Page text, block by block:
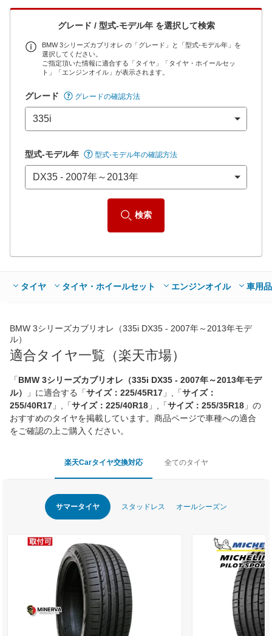
全国平均の車検価格 *
73,850円
楽天Car車検で
店舗を検索
*当該価格は車種別の価格となります。
グレード / 型式-モデル年 を選択して検索
BMW 3シリーズカブリオレ の「グレード」と「型式-モデル年」を
選択してください。
ご指定頂いた情報に適合する「タイヤ」「タイヤ・ホイールセッ
ト」「エンジンオイル」が表示されます。
グレード グレードの確認方法
型式-モデル年 型式-モデル年の確認方法
検索
タイヤ タイヤ・ホイールセット エンジンオイル 車用品
BMW 3シリーズカブリオレ（335i DX35 - 2007年～2013年モデ
ル）
適合タイヤ一覧（楽天市場）
「BMW 3シリーズカブリオレ（335i DX35 - 2007年～2013年モデ
ル）
」に適合する「サイズ：225/45R17 」,「サイズ：
255/40R17 」,「サイズ：225/40R18 」,「サイズ：255/35R18 」の
おすすめのタイヤを掲載しています。商品ページで車種への適合
をご確認の上ご購入ください。
楽天Carタイヤ交換対応 全てのタイヤ
サマータイヤ スタッドレス オールシーズン